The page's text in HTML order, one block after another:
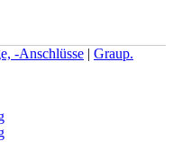
-Anschlüsse | Graup.